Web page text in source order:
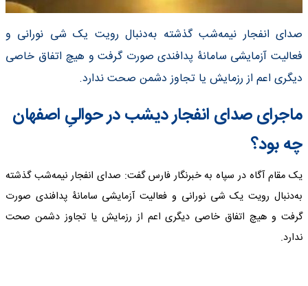
صدای انفجار نیمه‌شب گذشته به‌دنبال رویت یک شی نورانی و
فعالیت آزمایشی سامانۀ پدافندی صورت گرفت و هیچ اتفاق خاصی
دیگری اعم از رزمایش یا تجاوز دشمن صحت ندارد.
ماجرای صدای انفجار دیشب در حوالیِ اصفهان
چه بود؟
یک مقام آگاه در سپاه به خبرنگار فارس گفت: صدای انفجار نیمه‌شب گذشته
به‌دنبال رویت یک شی نورانی و فعالیت آزمایشی سامانۀ پدافندی صورت
گرفت و هیچ اتفاق خاصی دیگری اعم از رزمایش یا تجاوز دشمن صحت
ندارد.